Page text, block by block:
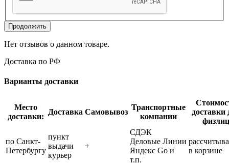
Продолжить
Нет отзывов о данном товаре.
Доставка по РФ
Варианты доставки
Место
доставки:
Доставка Самовывоз
Транспортные
компании
доставки
физлиц
по Санкт-
Петербургу
пункт
выдачи
курьер
+
СДЭК
Деловые Линии
Яндекс Go и
т.п.
в корзине